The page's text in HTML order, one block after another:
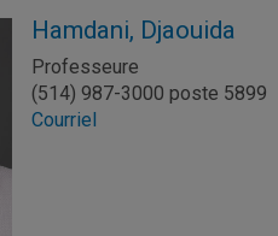
Hamdani, Djaouida
Professeure
(514) 987-3000 poste 5899
Courriel